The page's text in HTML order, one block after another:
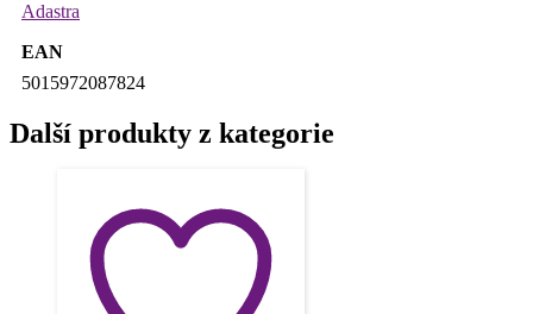
Adastra
EAN
5015972087824
Další produkty z kategorie